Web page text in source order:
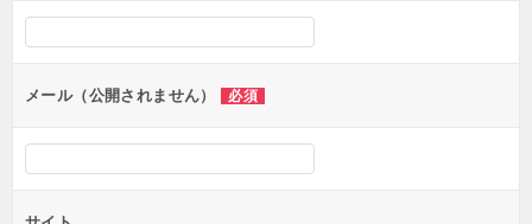
シ
ンメール（公開されません） 必須